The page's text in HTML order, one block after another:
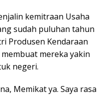
kemitraan Usaha
sudah puluhan tahun
Produsen Kendaraan
mereka yakin
negeri.
Memikat ya. Saya rasa